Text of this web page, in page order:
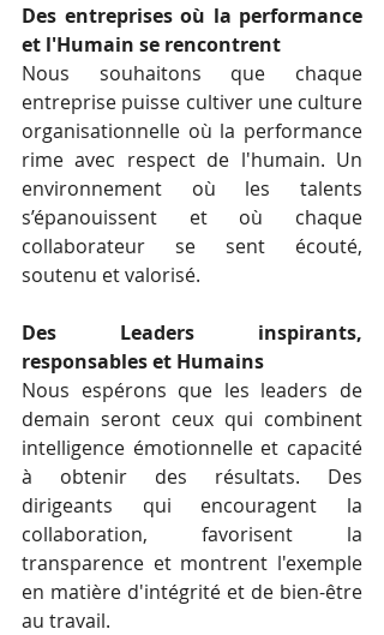
Des entreprises où la performance
et l'Humain se rencontrent
Nous souhaitons que chaque
entreprise puisse cultiver une culture
organisationnelle où la performance
rime avec respect de l'humain. Un
environnement où les talents
s’épanouissent et où chaque
collaborateur se sent écouté,
soutenu et valorisé.
Des Leaders inspirants,
responsables et Humains
Nous espérons que les leaders de
demain seront ceux qui combinent
intelligence émotionnelle et capacité
à obtenir des résultats. Des
dirigeants qui encouragent la
collaboration, favorisent la
transparence et montrent l'exemple
en matière d'intégrité et de bien-être
au travail.